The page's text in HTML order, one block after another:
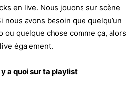
en live. Nous jouons sur scène
nous avons besoin que quelqu’un
ou quelque chose comme ça, alors
également.
a quoi sur ta playlist